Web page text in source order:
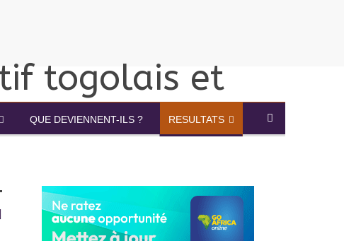
QUE DEVIENNENT-ILS ? RESULTATS